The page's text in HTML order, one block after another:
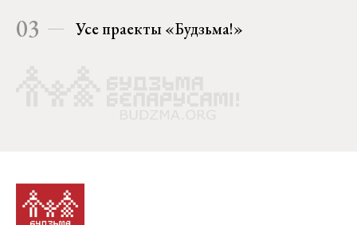
03 Усе праекты «Будзьма!»